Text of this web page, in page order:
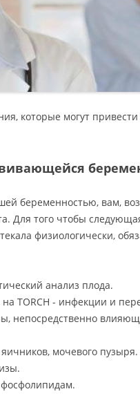
которые могут
беременностью, вам,
Для того чтобы
физиологически,
анализ плода.
на TORCH - инфекции и
непосредственно
мочевого пузыря.